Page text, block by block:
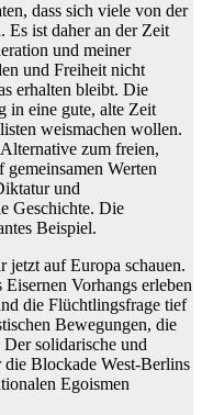
dass sich viele von der
Es ist daher an der Zeit
und meiner
und Freiheit nicht
erhalten bleibt. Die
in eine gute, alte Zeit
weismachen wollen.
zum freien,
Werten
und
Geschichte. Die
Beispiel.
jetzt auf Europa schauen.
Vorhangs erleben
die Flüchtlingsfrage tief
Bewegungen, die
solidarische und
die Blockade West-Berlins
Egoismen